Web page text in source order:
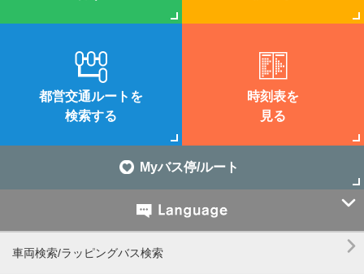
都営交通ルートを
検索する
時刻表を
見る
Myバス停/ルート

車両検索/ラッピングバス検索 